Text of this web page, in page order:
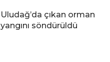
Uludağ’da çıkan orman
yangını söndürüldü